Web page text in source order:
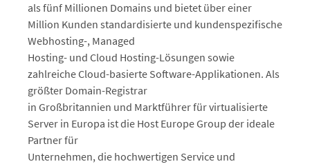
als fünf Millionen Domains und bietet über einer
Million Kunden standardisierte und kundenspezifische
Webhosting-, Managed
Hosting- und Cloud Hosting-Lösungen sowie
zahlreiche Cloud-basierte Software-Applikationen. Als
größter Domain-Registrar
in Großbritannien und Marktführer für virtualisierte
Server in Europa ist die Host Europe Group der ideale
Partner für
Unternehmen, die hochwertigen Service und